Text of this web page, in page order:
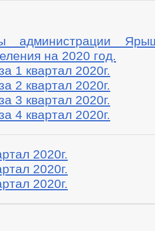
администрации
на 2020 год.
1 квартал 2020г.
2 квартал 2020г.
3 квартал 2020г.
4 квартал 2020г.
2020г.
2020г.
2020г.